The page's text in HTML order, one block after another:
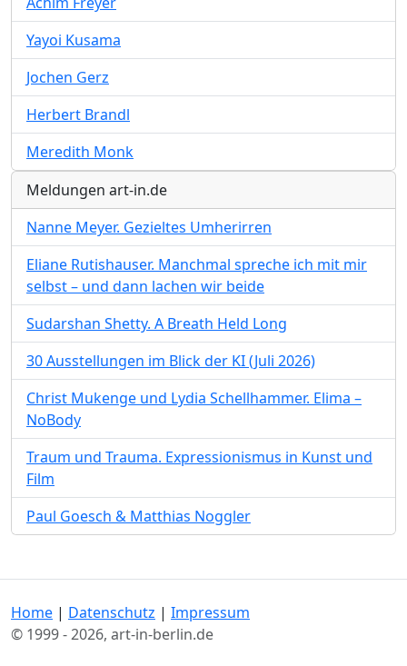
Yayoi Kusama
Jochen Gerz
Herbert Brandl
Meredith Monk
Meldungen art-in.de
Nanne Meyer. Gezieltes Umherirren
Eliane Rutishauser. Manchmal spreche ich mit mir
selbst – und dann lachen wir beide
Sudarshan Shetty. A Breath Held Long
30 Ausstellungen im Blick der KI (Juli 2026)
Christ Mukenge und Lydia Schellhammer. Elima –
NoBody
Traum und Trauma. Expressionismus in Kunst und
Film
Paul Goesch & Matthias Noggler
Home | Datenschutz | Impressum
© 1999 - 2026, art-in-berlin.de